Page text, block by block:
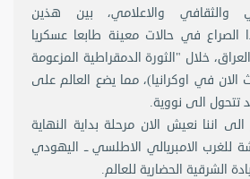
والثقافي والاعلامي، بين هذين
الصراع في حالات معينة طابعا عسكريا
خلال "الثورة الدمقراطية المزعومة
الان في اوكرانيا)، مما يضع العالم على
تتحول الى نووية.
اننا نعيش الان مرحلة بداية النهاية
للغرب الامبريالي الاطلسي ــ اليهودي
الشرقية الحضارية للعالم.